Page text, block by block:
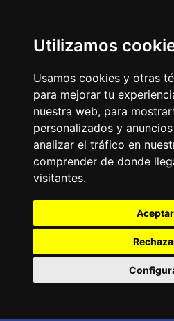
Utilizamos
Usamos cookies y otras
para mejorar tu
nuestra web, para
personalizados y
analizar el tráfico en
comprender de donde
visitantes.
Aceptar